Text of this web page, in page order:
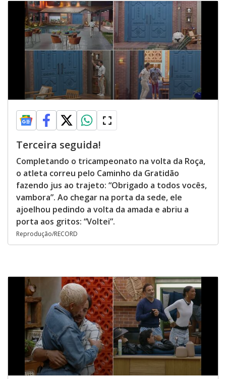
Terceira seguida!
Completando o tricampeonato na volta da Roça,
o atleta correu pelo Caminho da Gratidão
fazendo jus ao trajeto: “Obrigado a todos vocês,
vambora”. Ao chegar na porta da sede, ele
ajoelhou pedindo a volta da amada e abriu a
porta aos gritos: “Voltei”.
Reprodução/RECORD